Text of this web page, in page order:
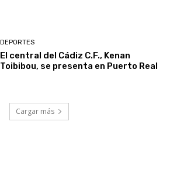
DEPORTES
El central del Cádiz C.F., Kenan
Toibibou, se presenta en Puerto Real
Cargar más